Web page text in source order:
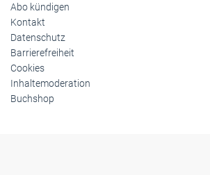
Abo kündigen
Kontakt
Datenschutz
Barrierefreiheit
Cookies
Inhaltemoderation
Buchshop